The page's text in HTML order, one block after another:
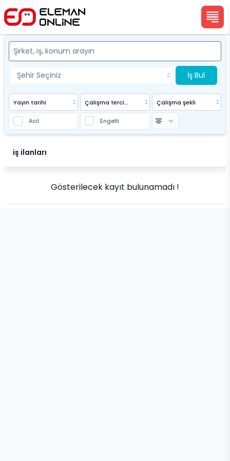
İş Bul
Yayın tarihi Çalışma tercihi Çalışma şekli
Acil Engelli
iş ilanları
Gösterilecek kayıt bulunamadı !